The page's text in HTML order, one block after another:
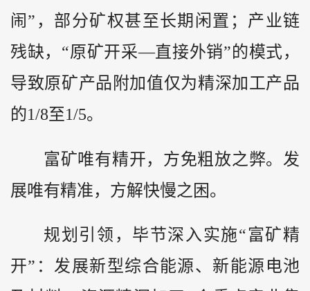
闹”，部分矿权甚至长期闲置；产业链
残缺，“原矿开采—直接外销”的模式，
导致原矿产品附加值仅为精深加工产品
的1/8至1/5。
富矿唯有精开，方免粗放之弊。发
展唯有精准，方解快慢之困。
规划引领，毕节深入实施“富矿精
开”：发展新型综合能源、新能源电池